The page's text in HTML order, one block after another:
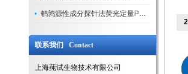
鹌鹑源性成分探针法荧光定量PCR试剂盒特惠来袭
联系我们 Contact
上海莼试生物技术有限公司